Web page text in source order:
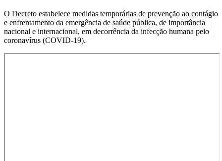
O Decreto estabelece medidas temporárias de prevenção ao contágio
e enfrentamento da emergência de saúde pública, de importância
nacional e internacional, em decorrência da infecção humana pelo
coronavírus (COVID-19).